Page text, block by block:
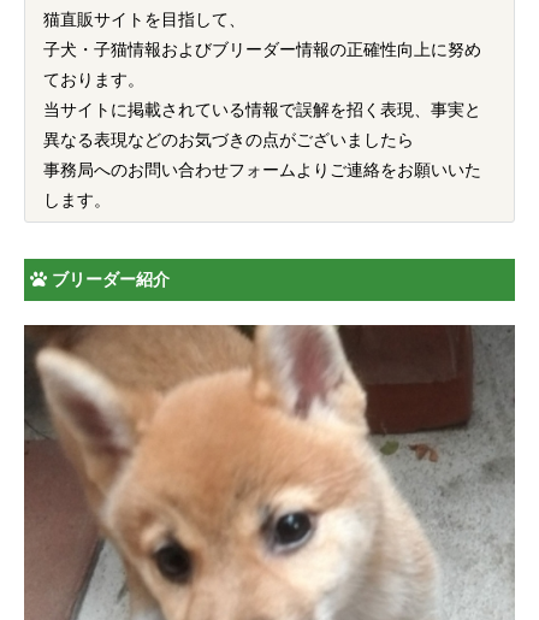
猫直販サイトを目指して、
子犬・子猫情報およびブリーダー情報の正確性向上に努め
ております。
当サイトに掲載されている情報で誤解を招く表現、事実と
異なる表現などのお気づきの点がございましたら
事務局へのお問い合わせフォームよりご連絡をお願いいた
します。
ブリーダー紹介